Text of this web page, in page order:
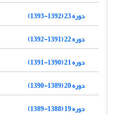
دوره 23 (1392-1393)
دوره 22 (1391-1392)
دوره 21 (1390-1391)
دوره 20 (1389-1390)
دوره 19 (1388-1389)